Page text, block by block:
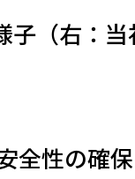
子（右：
全性の確